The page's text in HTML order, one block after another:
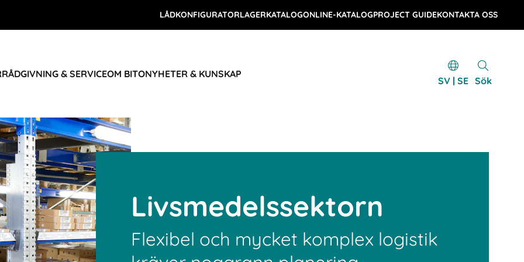
LÅDKONFIGURATORLAGERKATALOGONLINE-KATALOGPROJECT GUIDEKONTAKTA OSS
RÅDGIVNING & SERVICEOM BITONYHETER & KUNSKAP
SV | SE Sök
Livsmedelssektorn
Flexibel och mycket komplex logistik